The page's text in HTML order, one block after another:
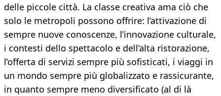
delle piccole città. La classe creativa ama ciò che
solo le metropoli possono offrire: l’attivazione di
sempre nuove conoscenze, l’innovazione culturale,
i contesti dello spettacolo e dell’alta ristorazione,
l’offerta di servizi sempre più sofisticati, i viaggi in
un mondo sempre più globalizzato e rassicurante,
in quanto sempre meno diversificato (al di là